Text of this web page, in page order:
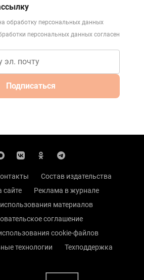
обработку персональных данных
персональных данных согласен
Подписаться
Состав издательства
сайте
Реклама в журнале
материалов
соглашение
cookie-файлов
технологии
Техподдержка